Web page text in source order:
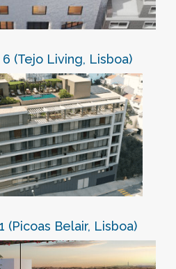
(Tejo Living, Lisboa)
(Picoas Belair, Lisboa)